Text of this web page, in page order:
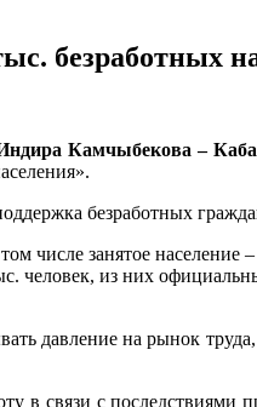
безработных
Камчыбекова –
безработных
числе занятое
человек, из них
давление на рынок
в связи с